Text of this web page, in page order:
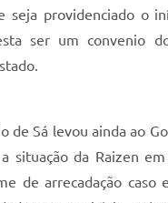
seja providenciado o
ser um convenio
de Sá levou ainda ao
situação da Raizen
de arrecadação caso